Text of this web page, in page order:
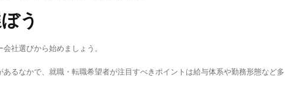
う
社選びから始めましょう。
るなかで、就職・転職希望者が注目すべきポイントは給与体系や勤務形態など多